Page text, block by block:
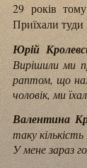
29 років
Приїхали туди
Юрій
Вирішили ми
раптом, що
чоловік, ми
Валентина
таку
У мене зараз